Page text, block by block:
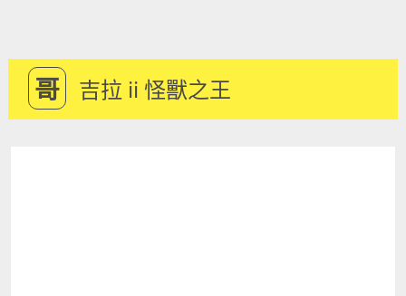
哥 吉拉 ii 怪獸之王